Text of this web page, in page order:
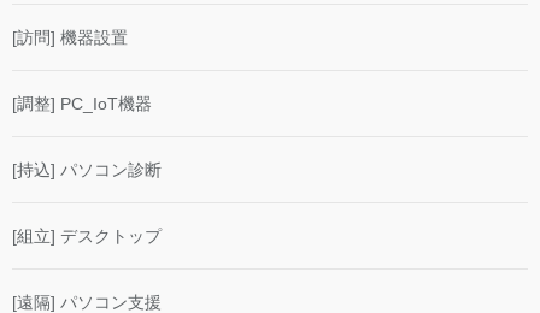
[訪問] 機器設置
[調整] PC_IoT機器
[持込] パソコン診断
[組立] デスクトップ
[遠隔] パソコン支援